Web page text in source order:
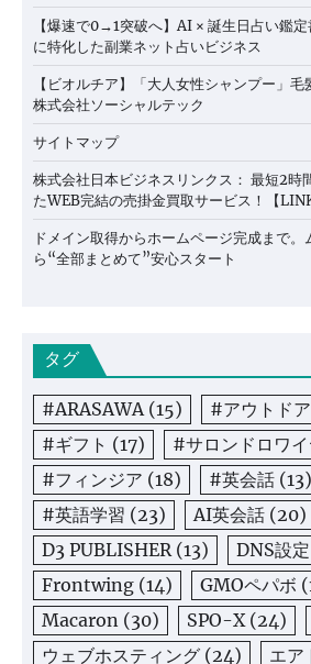
【爆速で0→1突破へ】AI × 誕生日占い鑑
に特化した副業ネット占いビジネス
【ビオルチア】「大人女性シャンプー」毛
株式会社ソーシャルテック
サイトマップ
株式会社日本ビジネスリンクス： 最短2時
たWEB完結の売掛金買取サービス！【LINK
ドメイン取得からホームページ完成まで。
ら“全部まとめて”安心スタート
タグ
#ARASAWA(15) #アウトドア
#ギフト (17) #サロンドロワ
#フィンジア (18) #英会話 (13)
#英語学習 (23) AI英会話 (20)
D3 PUBLISHER(13) DNS設定
Frontwing (14) GMOペパボ
Macaron (30) SPO-X(24)
ウェブホスティング (24) エア